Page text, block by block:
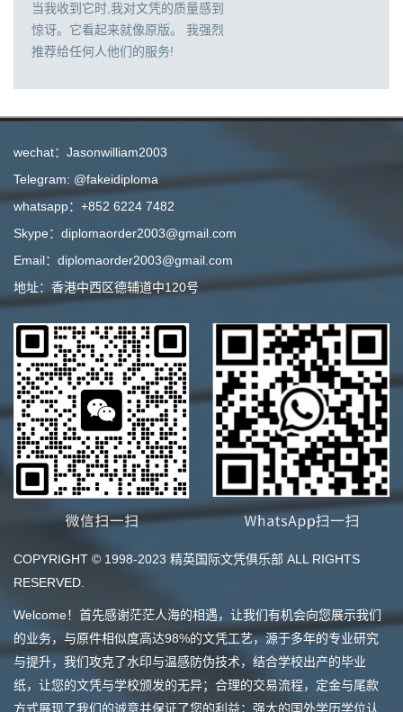
当我收到它时,我对文凭的质量感到
惊讶。它看起来就像原版。 我强烈
推荐给任何人他们的服务!
wechat：Jasonwilliam2003
Telegram: @fakeidiploma
whatsapp：+852 6224 7482
Skype：diplomaorder2003@gmail.com
Email：diplomaorder2003@gmail.com
地址：香港中西区德辅道中120号
COPYRIGHT © 1998-2023 精英国际文凭俱乐部 ALL RIGHTS
RESERVED.
Welcome！首先感谢茫茫人海的相遇，让我们有机会向您展示我们
的业务，与原件相似度高达98%的文凭工艺，源于多年的专业研究
与提升，我们攻克了水印与温感防伪技术，结合学校出产的毕业
纸，让您的文凭与学校颁发的无异；合理的交易流程，定金与尾款
方式展现了我们的诚意并保证了您的利益；强大的国外学历学位认